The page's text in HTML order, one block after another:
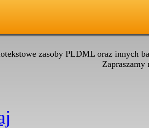
zasoby PLDML oraz innych
Zapraszamy